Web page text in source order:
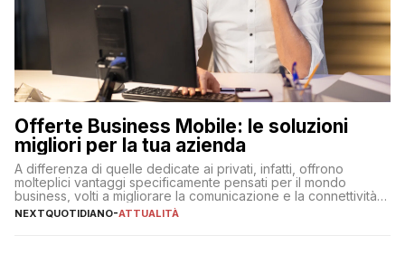
Offerte Business Mobile: le soluzioni
migliori per la tua azienda
A differenza di quelle dedicate ai privati, infatti, offrono
molteplici vantaggi specificamente pensati per il mondo
business, volti a migliorare la comunicazione e la connettività
degli utenti
NEXTQUOTIDIANO-ATTUALITÀ